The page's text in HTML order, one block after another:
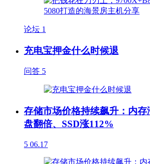
论坛 1
充电宝押金什么时候退
问答 5
存储市场价格持续飙升：内
盘翻倍、SSD涨112%
5 06.17